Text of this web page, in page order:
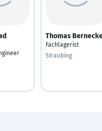
Thomas
Fachlagerist
Straubing